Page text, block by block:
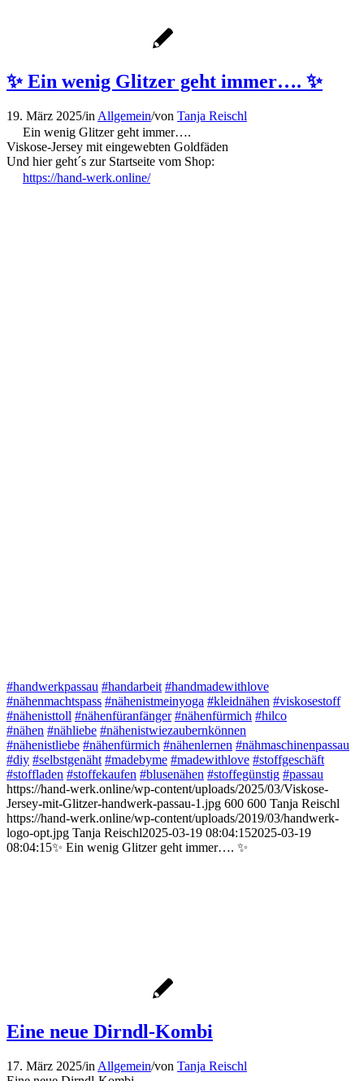
✨ Ein wenig Glitzer geht immer…. ✨
19. März 2025/in Allgemein/von Tanja Reischl
Ein wenig Glitzer geht immer….
Viskose-Jersey mit eingewebten Goldfäden
Und hier geht´s zur Startseite vom Shop:
https://hand-werk.online/
#handwerkpassau #handarbeit #handmadewithlove
#nähenmachtspass #nähenistmeinyoga #kleidnähen #viskosestoff
#nähenisttoll #nähenfüranfänger #nähenfürmich #hilco
#nähen #nähliebe #nähenistwiezaubernkönnen
#nähenistliebe #nähenfürmich #nähenlernen #nähmaschinenpassau
#diy #selbstgenäht #madebyme #madewithlove #stoffgeschäft
#stoffladen #stoffekaufen #blusenähen #stoffegünstig #passau
https://hand-werk.online/wp-content/uploads/2025/03/Viskose-
Jersey-mit-Glitzer-handwerk-passau-1.jpg 600 600 Tanja Reischl
https://hand-werk.online/wp-content/uploads/2019/03/handwerk-
logo-opt.jpg Tanja Reischl2025-03-19 08:04:152025-03-19
08:04:15✨ Ein wenig Glitzer geht immer…. ✨
Eine neue Dirndl-Kombi
17. März 2025/in Allgemein/von Tanja Reischl